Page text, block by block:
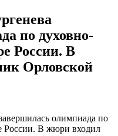
по духовно-
России. В
Орловской